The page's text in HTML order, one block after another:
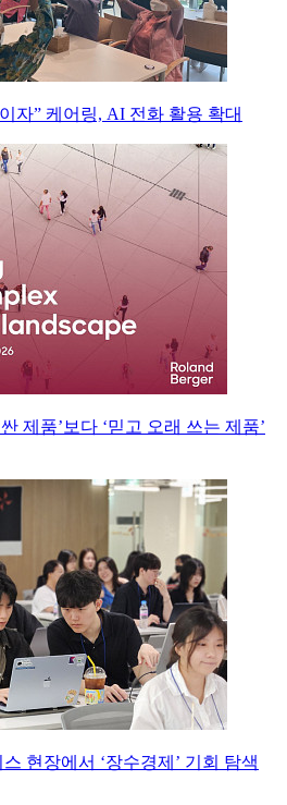
자” 케어링, AI 전화 활용 확대
제품’보다 ‘믿고 오래 쓰는 제품’
현장에서 ‘장수경제’ 기회 탐색